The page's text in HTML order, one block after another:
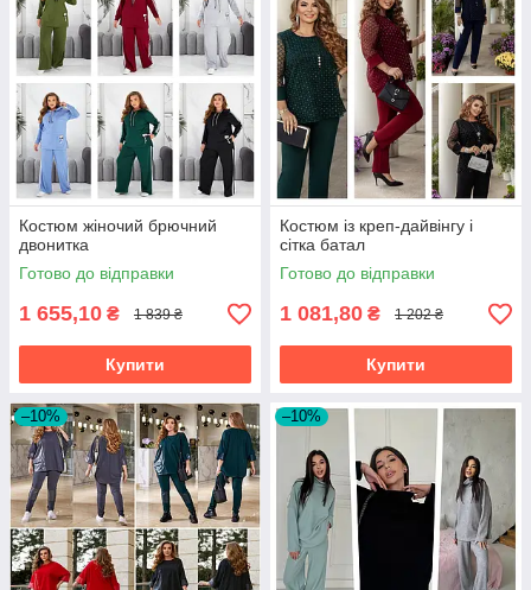
Костюм жіночий брючний
двонитка
Готово до відправки
1 655,10 ₴ 1 839 ₴
Купити
Костюм із креп-дайвінгу і
сітка батал
Готово до відправки
1 081,80 ₴ 1 202 ₴
Купити
–10% –10%